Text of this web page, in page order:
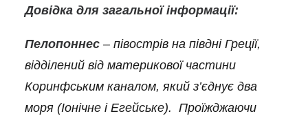
Довідка для загальної інформації:
Пелопоннес – півострів на півдні Греції,
відділений від материкової частини
Коринфським каналом, який з’єднує два
моря (Іонічне і Егейське). Проїжджаючи